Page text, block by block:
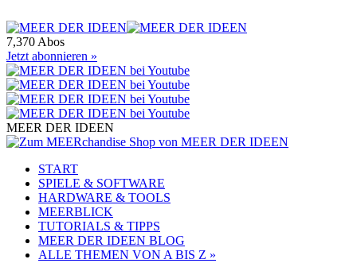
7,370 Abos
Jetzt abonnieren »
MEER DER IDEEN
START
SPIELE & SOFTWARE
HARDWARE & TOOLS
MEERBLICK
TUTORIALS & TIPPS
MEER DER IDEEN BLOG
ALLE THEMEN VON A BIS Z »